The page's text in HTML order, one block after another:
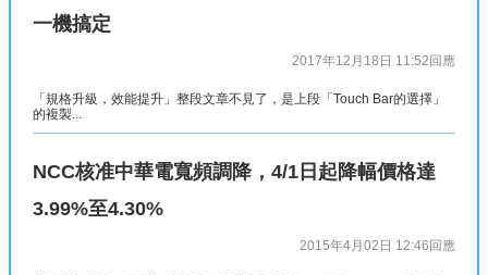
一機搞定
2017年12月18日 11:52 回應
「規格升級，效能提升」整段文章不見了，是上段「Touch Bar的選擇」
的複製...
NCC核准中華電寬頻調降，4/1日起降幅價格達
3.99%至4.30%
2015年4月02日 12:46 回應